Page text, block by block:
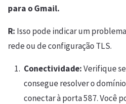
para o Gmail.
R: Isso pode indicar um
rede ou de configuração TLS.
Conectividade:Verifique
consegue resolver o domínio
conectar à porta 587. Você